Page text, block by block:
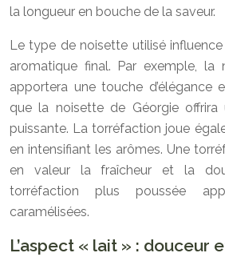
la longueur en bouche de la saveur.
Le type de noisette utilisé
aromatique final. Par exemple, la
apportera une touche d’élégance
que la noisette de Géorgie offrira
puissante. La torréfaction joue
en intensifiant les arômes. Une
en valeur la fraîcheur et la
torréfaction plus poussée
caramélisées.
L’aspect « lait » : douceur